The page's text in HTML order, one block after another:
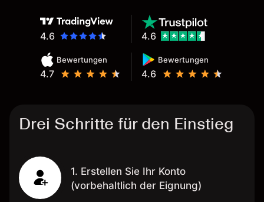
4.6
Bewertungen
4.7
Bewertungen
4.6
4.6
Drei Schritte für den Einstieg
1. Erstellen Sie Ihr Konto
(vorbehaltlich der Eignung)